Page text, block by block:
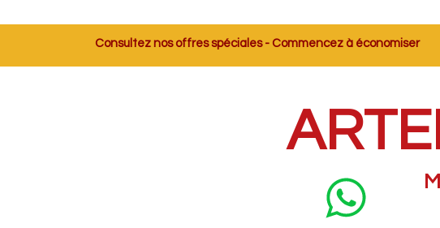
Consultez nos offres spéciales - Commencez à économiser